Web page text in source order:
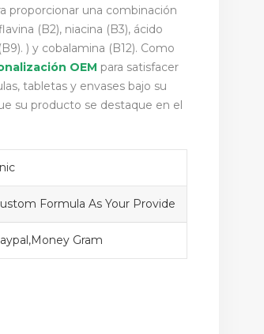
proporcionar una combinación
(B2), niacina (B3), ácido
) y cobalamina (B12). Como
OEM para satisfacer
tabletas y envases bajo su
su producto se destaque en el
Formula As Your Provide
Gram